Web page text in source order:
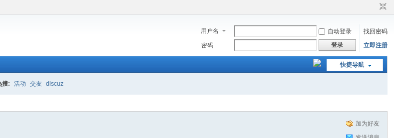
用户名 自动登录
找回密码
密码
登录 立即注册
快捷导航
搜: 活动 交友 discuz
加为好友